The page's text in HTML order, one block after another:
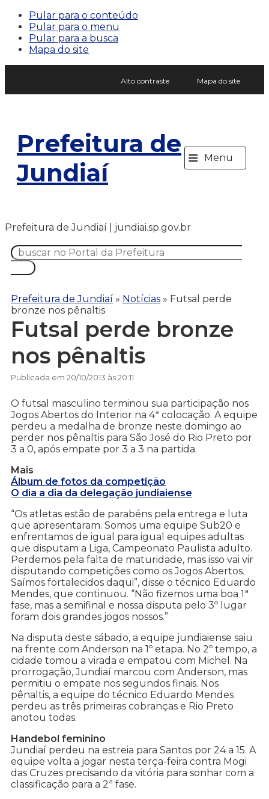
Pular para o conteúdo
Pular para o menu
Pular para a busca
Mapa do site
Alto contraste Mapa do site
Prefeitura de
Jundiaí
≡ Menu
Prefeitura de Jundiaí | jundiai.sp.gov.br
Prefeitura de Jundiaí » Notícias » Futsal perde
bronze nos pênaltis
Futsal perde bronze
nos pênaltis
Publicada em 20/10/2013 às 20:11
O futsal masculino terminou sua participação nos
Jogos Abertos do Interior na 4ª colocação. A equipe
perdeu a medalha de bronze neste domingo ao
perder nos pênaltis para São José do Rio Preto por
3 a 0, após empate por 3 a 3 na partida.
Mais
Álbum de fotos da competição
O dia a dia da delegação jundiaiense
“Os atletas estão de parabéns pela entrega e luta
que apresentaram. Somos uma equipe Sub20 e
enfrentamos de igual para igual equipes adultas
que disputam a Liga, Campeonato Paulista adulto.
Perdemos pela falta de maturidade, mas isso vai vir
disputando competições como os Jogos Abertos.
Saímos fortalecidos daqui”, disse o técnico Eduardo
Mendes, que continuou. “Não fizemos uma boa 1ª
fase, mas a semifinal e nossa disputa pelo 3º lugar
foram dois grandes jogos nossos.”
Na disputa deste sábado, a equipe jundiaiense saiu
na frente com Anderson na 1º etapa. No 2º tempo, a
cidade tomou a virada e empatou com Michel. Na
prorrogação, Jundiaí marcou com Anderson, mas
permitiu o empate nos segundos finais. Nos
pênaltis, a equipe do técnico Eduardo Mendes
perdeu as três primeiras cobranças e Rio Preto
anotou todas.
Handebol feminino
Jundiaí perdeu na estreia para Santos por 24 a 15. A
equipe volta a jogar nesta terça-feira contra Mogi
das Cruzes precisando da vitória para sonhar com a
classificação para a 2ª fase.